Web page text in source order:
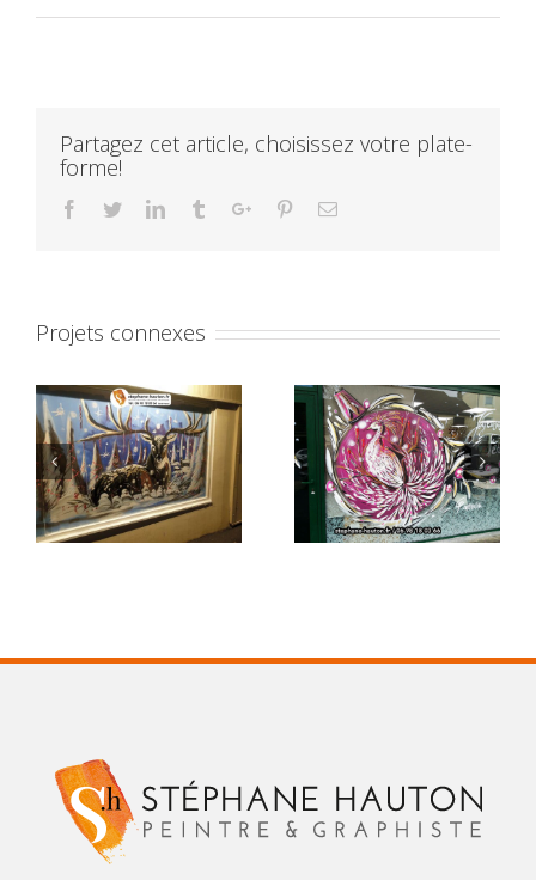
Partagez cet article, choisissez votre plate-
forme!
Facebook
TwitterLinkedinTumblrGoogle+PinterestEmail
Projets connexes